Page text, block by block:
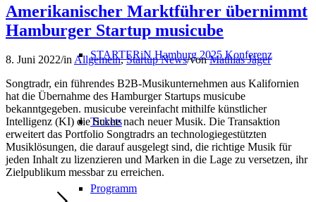
STARTERiN Hamburg 2025 Konferenz
Tickets
Programm
Amerikanischer Marktführer übernimmt
Hamburger Startup musicube
8. Juni 2022/inAllgemein,Startup News/vonMathias Jäger
Songtradr, ein führendes B2B-Musikunternehmen aus Kalifornien
hat die Übernahme des Hamburger Startups musicube
bekanntgegeben. musicube vereinfacht mithilfe künstlicher
Intelligenz (KI) die Suche nach neuer Musik. Die Transaktion
erweitert das Portfolio Songtradrs an technologiegestützten
Musiklösungen, die darauf ausgelegt sind, die richtige Musik für
jeden Inhalt zu lizenzieren und Marken in die Lage zu versetzen, ihr
Zielpublikum messbar zu erreichen.